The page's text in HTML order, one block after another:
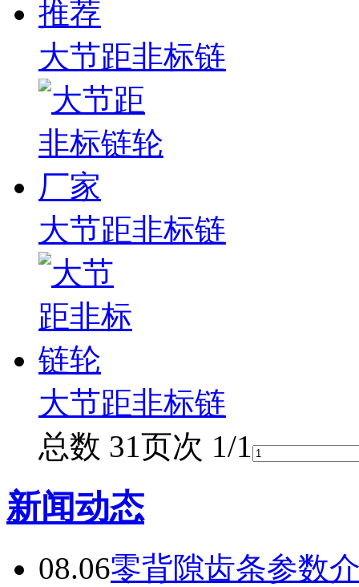
大节距非标链
大节距非标链
大节距非标链
总数 31页次 1/1
新闻动态
08.06零背隙齿条参数